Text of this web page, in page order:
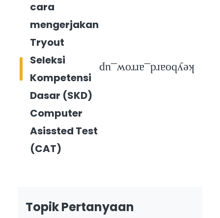
cara
mengerjakan
Tryout
Seleksi
Kompetensi
Dasar (SKD)
Computer
Asissted Test
(CAT)
keyboard_arrow_up
Topik Pertanyaan